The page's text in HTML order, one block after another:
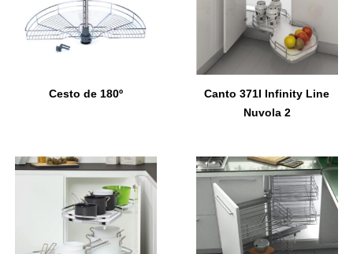
Cesto de 180º
Canto 371I Infinity Line
Nuvola 2